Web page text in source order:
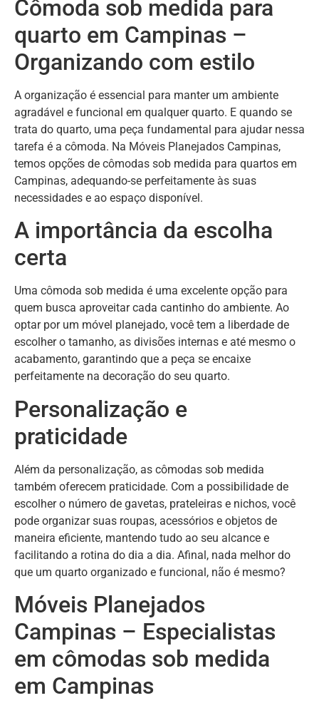
Cômoda sob medida para
quarto em Campinas –
Organizando com estilo
A organização é essencial para manter um ambiente
agradável e funcional em qualquer quarto. E quando se
trata do quarto, uma peça fundamental para ajudar nessa
tarefa é a cômoda. Na Móveis Planejados Campinas,
temos opções de cômodas sob medida para quartos em
Campinas, adequando-se perfeitamente às suas
necessidades e ao espaço disponível.
A importância da escolha
certa
Uma cômoda sob medida é uma excelente opção para
quem busca aproveitar cada cantinho do ambiente. Ao
optar por um móvel planejado, você tem a liberdade de
escolher o tamanho, as divisões internas e até mesmo o
acabamento, garantindo que a peça se encaixe
perfeitamente na decoração do seu quarto.
Personalização e
praticidade
Além da personalização, as cômodas sob medida
também oferecem praticidade. Com a possibilidade de
escolher o número de gavetas, prateleiras e nichos, você
pode organizar suas roupas, acessórios e objetos de
maneira eficiente, mantendo tudo ao seu alcance e
facilitando a rotina do dia a dia. Afinal, nada melhor do
que um quarto organizado e funcional, não é mesmo?
Móveis Planejados
Campinas – Especialistas
em cômodas sob medida
em Campinas